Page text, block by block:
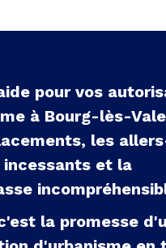
pour vos
à Bourg-lès-
les
incessants et la
la promesse